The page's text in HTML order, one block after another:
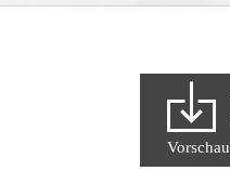
Vorschau